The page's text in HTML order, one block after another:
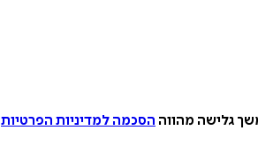
גלישה מהווה הסכמה למדיניות הפרטיות